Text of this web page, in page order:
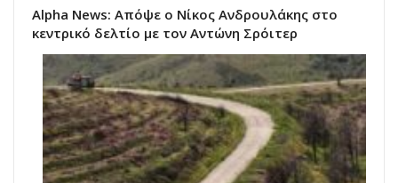
Alpha News: Απόψε ο Νίκος Ανδρουλάκης στο
κεντρικό δελτίο με τον Αντώνη Σρόιτερ